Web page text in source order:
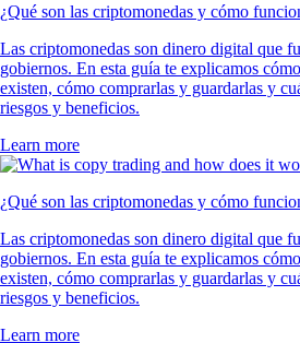
¿Qué son las criptomonedas y cómo
Las criptomonedas son dinero digital que
gobiernos. En esta guía te explicamos
existen, cómo comprarlas y guardarlas y
riesgos y beneficios.
Learn more
¿Qué son las criptomonedas y cómo
Las criptomonedas son dinero digital que
gobiernos. En esta guía te explicamos
existen, cómo comprarlas y guardarlas y
riesgos y beneficios.
Learn more